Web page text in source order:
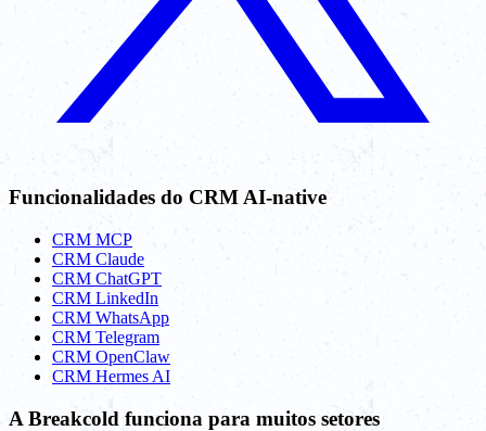
Funcionalidades do CRM AI-native
CRM MCP
CRM Claude
CRM ChatGPT
CRM LinkedIn
CRM WhatsApp
CRM Telegram
CRM OpenClaw
CRM Hermes AI
A Breakcold funciona para muitos setores